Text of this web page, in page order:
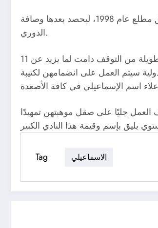
ويتطلع الإسماعيلي لتكوين فرق من اللاعبات المتميزات للمنافسة على البطولات، مثلما كان في السابق بعد إعلان تأسيس الفريق مطلع عام 1998، ليحصد بعدها وصافة
الدوري.
وكان مجلس إدارة النادي قد كلف الإعلامية نانسي القاضي عضو المجلس، بتبني فكرة عودة الأنشطة الرياضية النسائية، وذلك بعد فترة طويلة من التوقف دامت لما يزيد عن 11
سيتم العمل على انضمامهن لكتيبة
العمل جليًا على صقل موهبتهن تمهيدًا
Tag الاسماعيلي